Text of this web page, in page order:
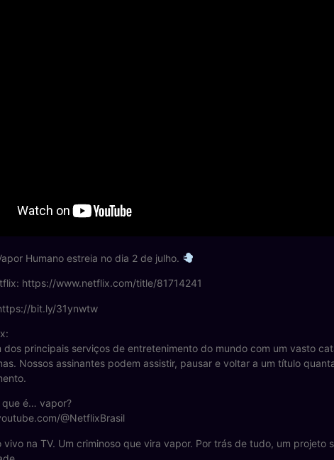
Humano estreia no dia 2 de julho.
https://www.netflix.com/title/81714241
bit.ly/31ynwtw
dos principais serviços de entretenimento do mundo com um vasto
Nossos assinantes podem assistir, pausar e voltar a um título
que é… vapor?
@NetflixBrasil
vivo na TV. Um criminoso que vira vapor. Por trás de tudo, um